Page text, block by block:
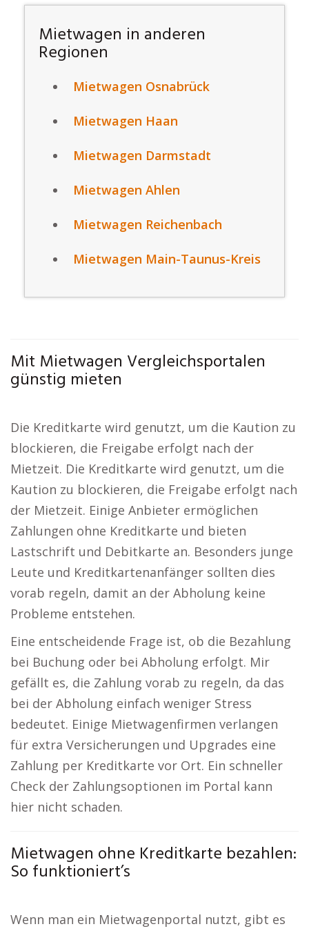
Mietwagen in anderen
Regionen
Mietwagen Osnabrück
Mietwagen Haan
Mietwagen Darmstadt
Mietwagen Ahlen
Mietwagen Reichenbach
Mietwagen Main-Taunus-Kreis
Mit Mietwagen Vergleichsportalen
günstig mieten
Die Kreditkarte wird genutzt, um die Kaution zu
blockieren, die Freigabe erfolgt nach der
Mietzeit. Die Kreditkarte wird genutzt, um die
Kaution zu blockieren, die Freigabe erfolgt nach
der Mietzeit. Einige Anbieter ermöglichen
Zahlungen ohne Kreditkarte und bieten
Lastschrift und Debitkarte an. Besonders junge
Leute und Kreditkartenanfänger sollten dies
vorab regeln, damit an der Abholung keine
Probleme entstehen.
Eine entscheidende Frage ist, ob die Bezahlung
bei Buchung oder bei Abholung erfolgt. Mir
gefällt es, die Zahlung vorab zu regeln, da das
bei der Abholung einfach weniger Stress
bedeutet. Einige Mietwagenfirmen verlangen
für extra Versicherungen und Upgrades eine
Zahlung per Kreditkarte vor Ort. Ein schneller
Check der Zahlungsoptionen im Portal kann
hier nicht schaden.
Mietwagen ohne Kreditkarte bezahlen:
So funktioniert’s
Wenn man ein Mietwagenportal nutzt, gibt es